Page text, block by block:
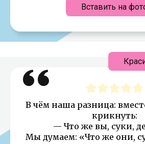
Вставить на
В чём наша разница:
крикнуть:
— Что же вы, суки,
Мы думаем: «Что же они,